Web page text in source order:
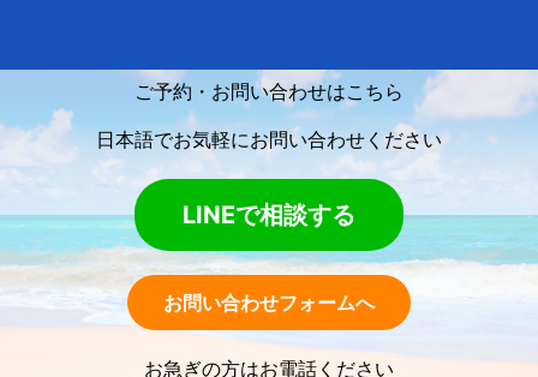
ご予約・お問い合わせはこちら
日本語でお気軽にお問い合わせください
LINEで相談する
お問い合わせフォームへ
お急ぎの方はお電話ください